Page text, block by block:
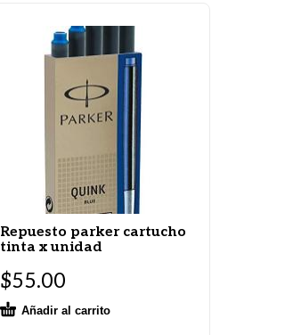
Repuesto parker cartucho
tinta x unidad
$55.00
Añadir al carrito